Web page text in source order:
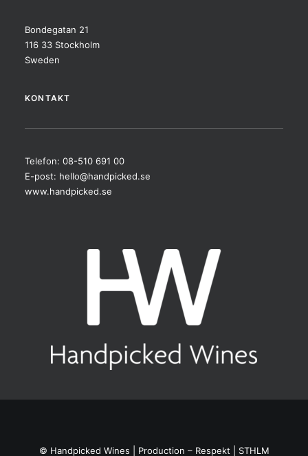
Bondegatan 21
116 33 Stockholm
Sweden
KONTAKT
Telefon: 08-510 691 00
E-post: hello@handpicked.se
www.handpicked.se
© Handpicked Wines | Production – Respekt | STHLM